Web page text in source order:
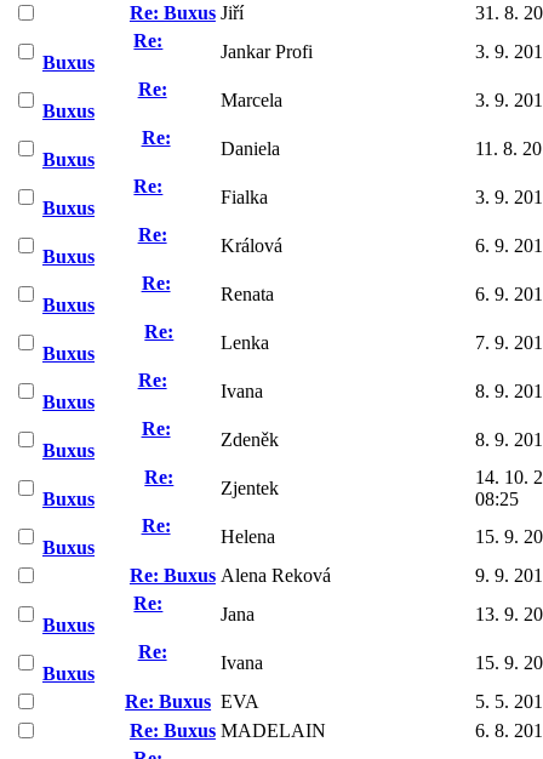
Re: Buxus Jiří
31. 8.
Re:
Buxus
Jankar Profi
3. 9.
Re:
Buxus
Marcela
3. 9.
Re:
Buxus
Daniela
11. 8.
Re:
Buxus
Fialka
3. 9.
Re:
Buxus
Králová
6. 9.
Re:
Buxus
Renata
6. 9.
Re:
Buxus
Lenka
7. 9.
Re:
Buxus
Ivana
8. 9.
Re:
Buxus
Zdeněk
8. 9.
Re:
Buxus
Zjentek
14. 10.
08:25
Re:
Buxus
Helena
15. 9.
Re: Buxus Alena Reková
9. 9.
Re:
Buxus
Jana
13. 9.
Re:
Buxus
Ivana
15. 9.
Re: Buxus EVA
5. 5.
Re: Buxus MADELAIN
6. 8.